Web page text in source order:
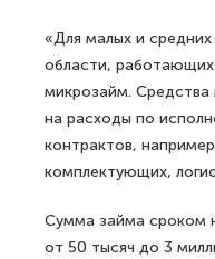
«Для малых и
области, работающих
микрозайм. Средства
на расходы по
контрактов,
комплектующих,
Сумма займа сроком
от 50 тысяч до 3